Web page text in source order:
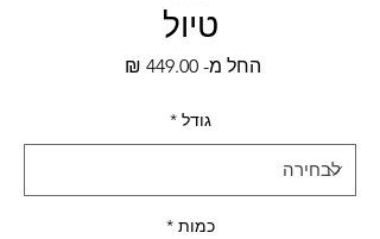
טיול
החל מ- 449.00 ₪
גודל *
כמות *